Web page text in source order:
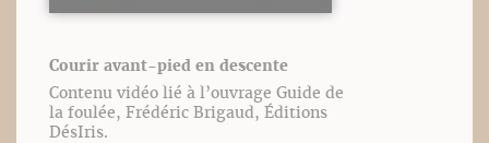
Courir avant-pied en descente
Contenu vidéo lié à l’ouvrage Guide de
la foulée, Frédéric Brigaud, Éditions
DésIris.